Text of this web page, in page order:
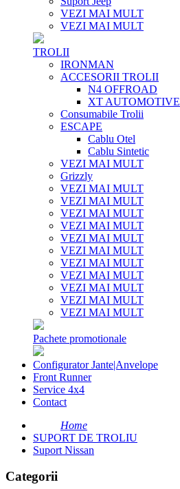
VEZI MAI MULT
VEZI MAI MULT
TROLII
IRONMAN
ACCESORII TROLII
N4 OFFROAD
XT AUTOMOTIVE
Consumabile Trolii
ESCAPE
Cablu Otel
Cablu Sintetic
VEZI MAI MULT
Grizzly
VEZI MAI MULT
VEZI MAI MULT
VEZI MAI MULT
VEZI MAI MULT
VEZI MAI MULT
VEZI MAI MULT
VEZI MAI MULT
VEZI MAI MULT
VEZI MAI MULT
VEZI MAI MULT
VEZI MAI MULT
Pachete promotionale
Configurator Jante|Anvelope
Front Runner
Service 4x4
Contact
Home
SUPORT DE TROLIU
Suport Nissan
Categorii